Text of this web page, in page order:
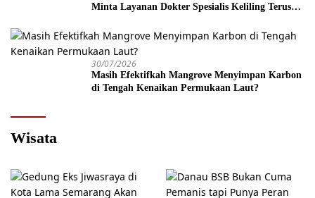
Minta Layanan Dokter Spesialis Keliling Terus
30/07/2026
Masih Efektifkah Mangrove Menyimpan Karbon
di Tengah Kenaikan Permukaan Laut?
Wisata